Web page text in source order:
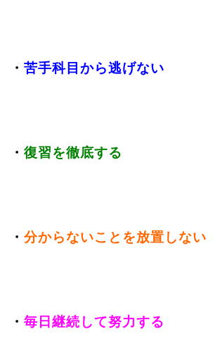
・ 苦手科目から逃げない
・ 復習を徹底する
・ 分からないことを放置しない
・ 毎日継続して努力する